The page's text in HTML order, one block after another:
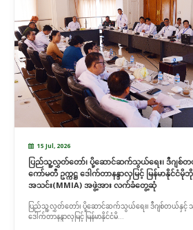
15 Jul, 2026
ပြည်သူ့လွှတ်တော်၊ ပို့ဆောင်ဆက်သွယ်ရေး၊ ဒီဂျစ်တ
ကော်မတီ ဥက္ကဋ္ဌ ဒေါက်တာနန္ဒာလှမြင့် မြန်မာနိုင်ငံမိုဘို
အသင်း(MMIA) အဖွဲ့အား လက်ခံတွေ့ဆုံ
ပြည်သူ့လွှတ်တော်၊ ပို့ဆောင်ဆက်သွယ်ရေး၊ ဒီဂျစ်တယ်နှင့် သိ
ဒေါက်တာနန္ဒာလှမြင့် မြန်မာနိုင်ငံမိ...